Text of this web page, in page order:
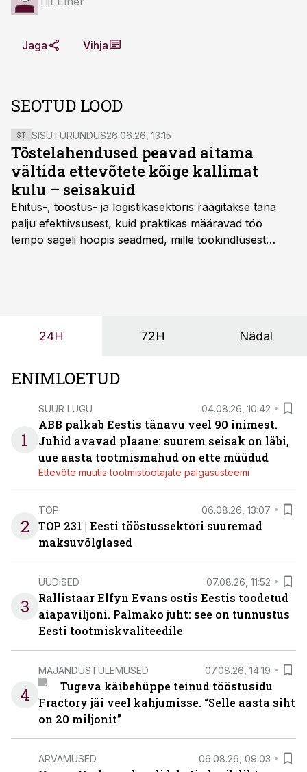
Jaga Vihja
SEOTUD LOOD
ST SISUTURUNDUS26.06.26, 13:15
Tõstelahendused peavad aitama
vältida ettevõtete kõige kallimat
kulu – seisakuid
Ehitus-, tööstus- ja logistikasektoris räägitakse täna
palju efektiivsusest, kuid praktikas määravad töö
tempo sageli hoopis seadmed, mille töökindlusest
24H 72H Nädal
ENIMLOETUD
1
SUUR LUGU 04.08.26, 10:42
ABB palkab Eestis tänavu veel 90 inimest.
Juhid avavad plaane: suurem seisak on läbi,
uue aasta tootmismahud on ette müüdud
Ettevõte muutis tootmistöötajate palgasüsteemi
2
TOP 06.08.26, 13:07
TOP 231 | Eesti tööstussektori suuremad
maksuvõlglased
3
UUDISED 07.08.26, 11:52
Rallistaar Elfyn Evans ostis Eestis toodetud
aiapaviljoni. Palmako juht: see on tunnustus
Eesti tootmiskvaliteedile
4
MAJANDUSTULEMUSED 07.08.26, 14:19
Tugeva käibehüppe teinud tööstusidu
Fractory jäi veel kahjumisse. “Selle aasta siht
on 20 miljonit”
ARVAMUSED 06.08.26, 09:03